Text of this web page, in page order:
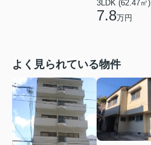
3LDK (62.47㎡)
7.8万円
よく見られている物件